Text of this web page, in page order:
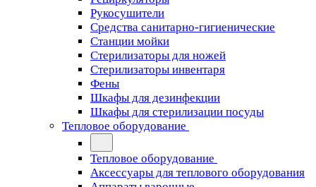
Рукосушители
Средства санитарно-гигиенические
Станции мойки
Стерилизаторы для ножей
Стерилизаторы инвентаря
Фены
Шкафы для дезинфекции
Шкафы для стерилизации посуды
Тепловое оборудование
Тепловое оборудование
Аксессуары для теплового оборудования